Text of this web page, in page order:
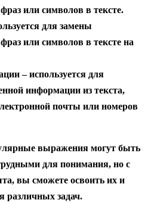
или символов в тексте.
для замены
или символов в тексте на
– используется для
информации из текста,
почты или номеров
выражения могут быть
для понимания, но с
вы сможете освоить их и
различных задач.